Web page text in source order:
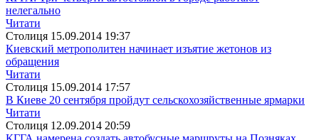
нелегально
Читати
Столиця 15.09.2014 19:37
Киевский метрополитен начинает изъятие жетонов из
обращения
Читати
Столиця 15.09.2014 17:57
В Киеве 20 сентября пройдут сельскохозяйственные ярмарки
Читати
Столиця 12.09.2014 20:59